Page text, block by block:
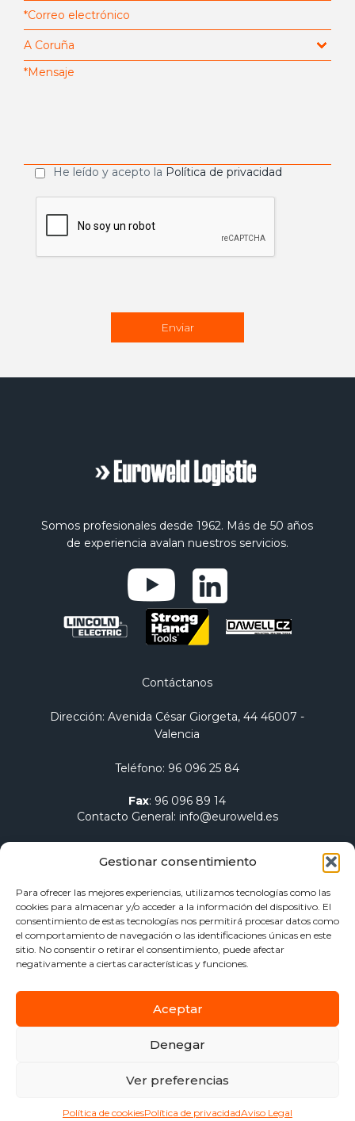
Gestionar consentimiento
Para ofrecer las mejores experiencias, utilizamos tecnologías como las
cookies para almacenar y/o acceder a la información del dispositivo. El
consentimiento de estas tecnologías nos permitirá procesar datos como
el comportamiento de navegación o las identificaciones únicas en este
sitio. No consentir o retirar el consentimiento, puede afectar
negativamente a ciertas características y funciones.
Aceptar
Denegar
Ver preferencias
Política de cookiesPolítica de privacidadAviso Legal
He leído y acepto la Política de privacidad
Somos profesionales desde 1962. Más de 50 años
de experiencia avalan nuestros servicios.
Quiénes somos
Equipos de soldadura
Electrodos para soldadura
Blog
Política de privacidad
Contáctanos
Dirección: Avenida César Giorgeta, 44 46007 -
Valencia
Teléfono: 96 096 25 84
Fax: 96 096 89 14
Contacto General: info@euroweld.es